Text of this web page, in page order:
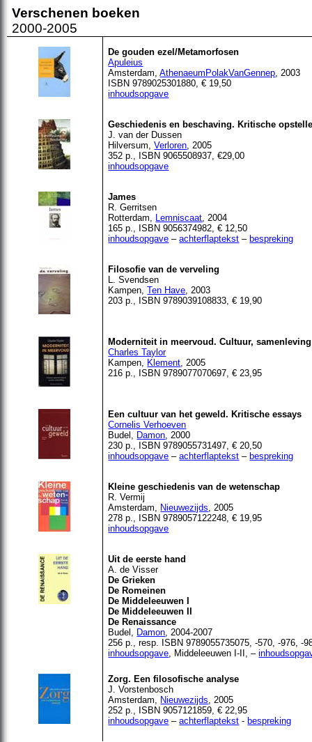
Verschenen boeken
2000-2005
De gouden ezel/Metamorfosen
Apuleius
Amsterdam,AthenaeumPolakVanGennep, 2003
ISBN 9789025301880, € 19,50
inhoudsopgave
Geschiedenis en beschaving. Kritische
J. van der Dussen
Hilversum,Verloren, 2005
352 p., ISBN 9065508937, €29,00
inhoudsopgave
James
R. Gerritsen
Rotterdam, Lemniscaat, 2004
165 p., ISBN 9056374982, € 12,50
inhoudsopgave –achterflaptekst – bespreking
Filosofie van de verveling
L. Svendsen
Kampen,Ten Have, 2003
203 p., ISBN 9789039108833, € 19,90
Moderniteit in meervoud. Cultuur,
Charles Taylor
Kampen, Klement, 2005
216 p., ISBN 9789077070697, € 23,95
Een cultuur van het geweld. Kritische essays
Cornelis Verhoeven
Budel, Damon, 2000
230 p., ISBN 9789055731497, € 20,50
inhoudsopgave –achterflaptekst – bespreking
Kleine geschiedenis van de wetenschap
R. Vermij
Amsterdam, Nieuwezijds, 2005
278 p., ISBN 9789057122248, € 19,95
inhoudsopgave
Uit de eerste hand
A. de Visser
De Grieken
De Romeinen
De Middeleeuwen I
De Middeleeuwen II
De Renaissance
Budel, Damon, 2004-2007
256 p., resp. ISBN 9789055735075, -570, -976, -
inhoudsopgave, Middeleeuwen I-II, –
Zorg. Een filosofische analyse
J. Vorstenbosch
Amsterdam, Nieuwezijds, 2005
252 p., ISBN 9057121859, € 22,95
inhoudsopgave –achterflaptekst - bespreking